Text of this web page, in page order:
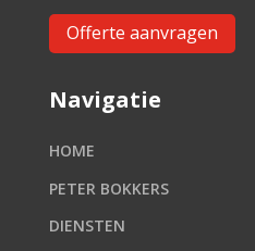
Offerte aanvragen
Navigatie
HOME
PETER BOKKERS
DIENSTEN